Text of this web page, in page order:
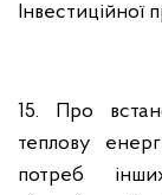
15. Про
теплову
потреб